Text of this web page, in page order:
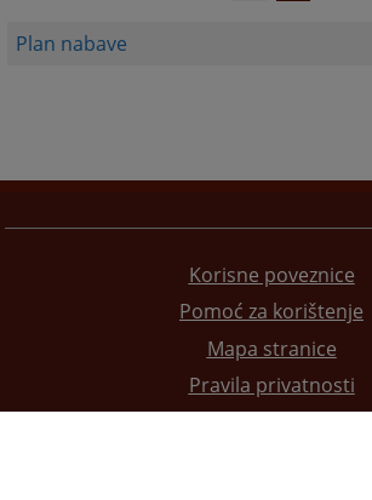
Plan nabave
Korisne poveznice
Pomoć za korištenje
Mapa stranice
Pravila privatnosti